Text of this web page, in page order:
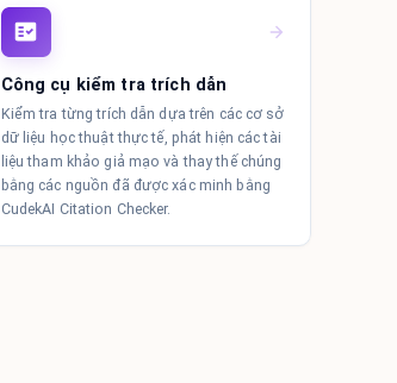
Công cụ kiểm tra trích dẫn
Kiểm tra từng trích dẫn dựa trên các cơ sở
dữ liệu học thuật thực tế, phát hiện các tài
liệu tham khảo giả mạo và thay thế chúng
bằng các nguồn đã được xác minh bằng
CudekAI Citation Checker.